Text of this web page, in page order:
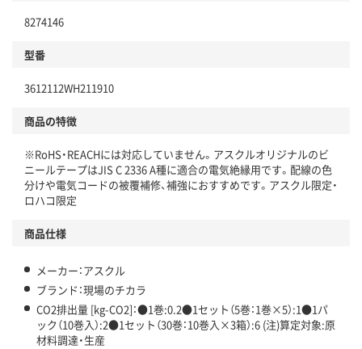
仕組
この商品の環境配慮ポイントです。下記商品詳細「
アスクル商品環境スコア詳細／加点項目
」で確認できます。
8274146
型番
3612112WH211910
商品の特徴
※RoHS・REACHには対応していません。アスクルオリジナルのビ
ニールテープはJIS C 2336 A種に適合の電気絶縁用です。配線の色
分けや電気コードの被覆補修、補強におすすめです。アスクル限定・
ロハコ限定
商品仕様
メーカー：アスクル
ブランド：現場のチカラ
CO2排出量 [kg-CO2]：●1巻:0.2●1セット（5巻：1巻×5）:1●1パ
ック（10巻入）:2●1セット（30巻：10巻入×3箱）:6 (注)算定対象:原
材料調達・生産